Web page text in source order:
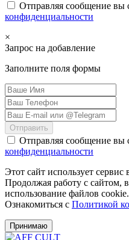
Отправляя сообщение вы
конфиденциальности
×
Запрос на добавление
Заполните поля формы
Отправить
Отправляя сообщение вы
конфиденциальности
Этот сайт использует
Продолжая работу с сайтом,
использование файлов cookie.
Ознакомиться с Политикой
Принимаю